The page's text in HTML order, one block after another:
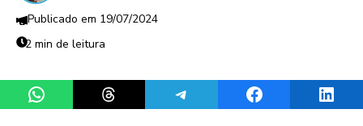
19/07/2024
2 min de leitura
Share on WhatsAppShare on ThreadsShare on TelegramShare on Facebook